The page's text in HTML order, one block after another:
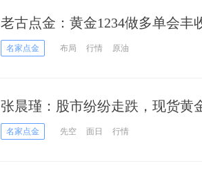
老古点金：黄金1234做多单会丰
名家点金 布局 行情 原油
张晨瑾：股市纷纷走跌，现货黄
名家点金 先空 面日 行情